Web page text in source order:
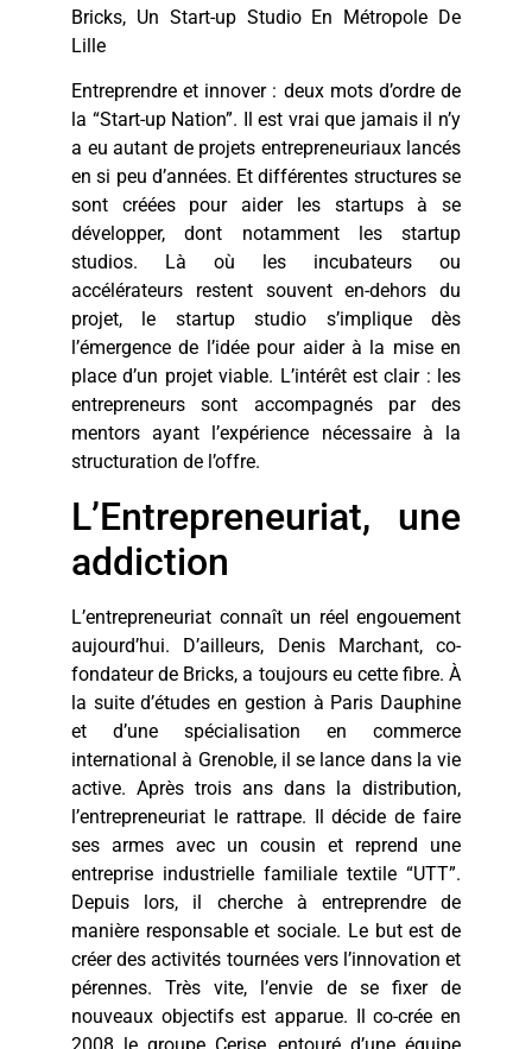
Bricks, Un Start-up Studio En Métropole De
Lille
Entreprendre et innover : deux mots d’ordre de
la “Start-up Nation”. Il est vrai que jamais il n’y
a eu autant de projets entrepreneuriaux lancés
en si peu d’années. Et différentes structures se
sont créées pour aider les startups à se
développer, dont notamment les startup
studios. Là où les incubateurs ou
accélérateurs restent souvent en-dehors du
projet, le startup studio s’implique dès
l’émergence de l’idée pour aider à la mise en
place d’un projet viable. L’intérêt est clair : les
entrepreneurs sont accompagnés par des
mentors ayant l’expérience nécessaire à la
structuration de l’offre.
L’Entrepreneuriat, une
addiction
L’entrepreneuriat connaît un réel engouement
aujourd’hui. D’ailleurs, Denis Marchant, co-
fondateur de Bricks, a toujours eu cette fibre. À
la suite d’études en gestion à Paris Dauphine
et d’une spécialisation en commerce
international à Grenoble, il se lance dans la vie
active. Après trois ans dans la distribution,
l’entrepreneuriat le rattrape. Il décide de faire
ses armes avec un cousin et reprend une
entreprise industrielle familiale textile “UTT”.
Depuis lors, il cherche à entreprendre de
manière responsable et sociale. Le but est de
créer des activités tournées vers l’innovation et
pérennes. Très vite, l’envie de se fixer de
nouveaux objectifs est apparue. Il co-crée en